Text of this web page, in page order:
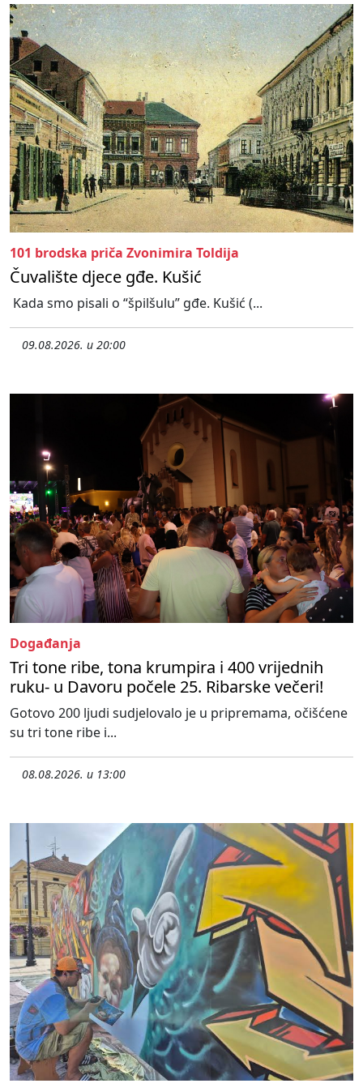
101 brodska priča Zvonimira Toldija
Čuvalište djece gđe. Kušić
Kada smo pisali o “špilšulu” gđe. Kušić (...
09.08.2026. u 20:00
Događanja
Tri tone ribe, tona krumpira i 400 vrijednih
ruku- u Davoru počele 25. Ribarske večeri!
Gotovo 200 ljudi sudjelovalo je u pripremama, očišćene
su tri tone ribe i...
08.08.2026. u 13:00